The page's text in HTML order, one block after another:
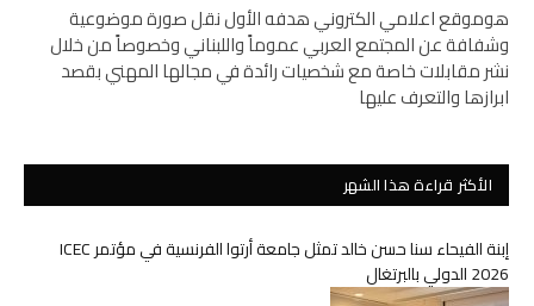
هوموقع اعلامي الكتروني هدفه الأول نقل صورة موضوعية
وشفافة عن المجتمع العربي عموماً واللبناني وخصوصاً من خلال
نشر مقابلات خاصة مع شخصيات رائدة في مجالها المهني بقصد
ابرازها والتعرف عليها
الأكثر قراءة هذا الشهر
إبنة الفيحاء سنا حسن خالد تمثل جامعة أرتوا الفرنسية في مؤتمر ICEC
2026 الدولي بالبرتغال